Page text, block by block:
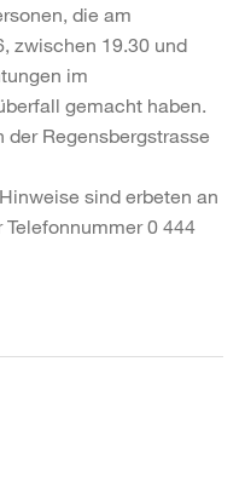
die am
zwischen 19.30 und
im
gemacht haben.
der Regensbergstrasse
sind erbeten an
0 444